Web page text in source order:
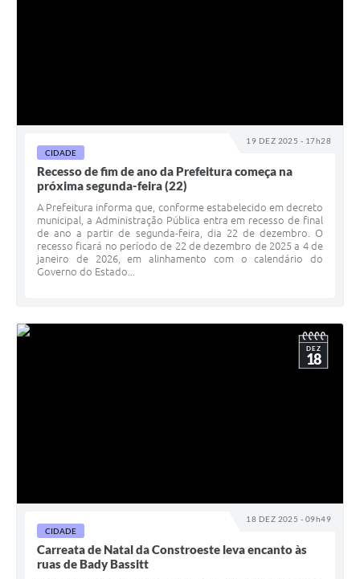
19 DEZ 2025 - 17h28
CIDADE
Recesso de fim de ano da Prefeitura começa na
próxima segunda-feira (22)
A Prefeitura informa que, conforme estabelecido em decreto
municipal, a Administração Pública entra em recesso de final
de ano a partir de segunda-feira, dia 22 de dezembro. O
recesso ficará no período de 22 de dezembro de 2025 a 4 de
janeiro de 2026, em alinhamento com o calendário do
Governo do Estado...
18 DEZ 2025 - 09h49
DEZ
18
CIDADE
Carreata de Natal da Constroeste leva encanto às
ruas de Bady Bassitt